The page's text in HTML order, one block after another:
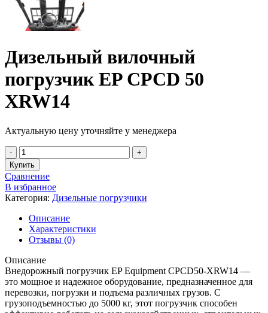
Дизельный вилочный
погрузчик EP CPCD 50
XRW14
Актуальную цену уточняйте у менеджера
Купить
Сравнение
В избранное
Категория: Дизельные погрузчики
Описание
Характеристики
Отзывы (0)
Описание
Внедорожный погрузчик EP Equipment CPCD50-XRW14 —
это мощное и надежное оборудование, предназначенное для
перевозки, погрузки и подъема различных грузов. С
грузоподъемностью до 5000 кг, этот погрузчик способен